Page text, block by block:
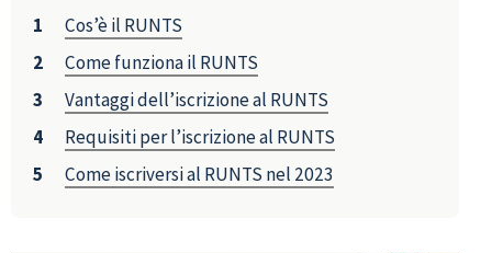
Cos’è il RUNTS
Come funziona il RUNTS
Vantaggi dell’iscrizione al RUNTS
Requisiti per l’iscrizione al RUNTS
Come iscriversi al RUNTS nel 2023